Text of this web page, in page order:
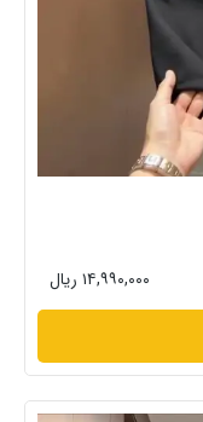
۱۴,۹۹۰,۰۰۰ ریال